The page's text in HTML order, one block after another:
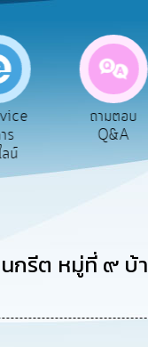
น์
ถามตอบ
Q&A
กรีต หมู่ที่ ๙ บ้